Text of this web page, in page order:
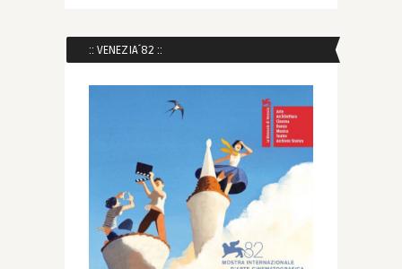
:: VENEZIA´82 ::